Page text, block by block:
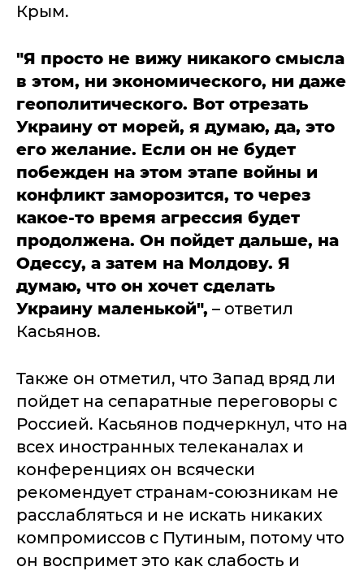
Крым.
"Я просто не вижу никакого смысла
в этом, ни экономического, ни даже
геополитического. Вот отрезать
Украину от морей, я думаю, да, это
его желание. Если он не будет
побежден на этом этапе войны и
конфликт заморозится, то через
какое-то время агрессия будет
продолжена. Он пойдет дальше, на
Одессу, а затем на Молдову. Я
думаю, что он хочет сделать
Украину маленькой", – ответил
Касьянов.
Также он отметил, что Запад вряд ли
пойдет на сепаратные переговоры с
Россией. Касьянов подчеркнул, что на
всех иностранных телеканалах и
конференциях он всячески
рекомендует странам-союзникам не
расслабляться и не искать никаких
компромиссов с Путиным, потому что
он воспримет это как слабость и